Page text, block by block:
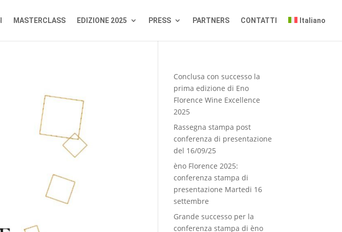
MASTERCLASS EDIZIONE 2025 PRESS PARTNERS CONTATTI Italiano
Conclusa con successo la
prima edizione di Eno
Florence Wine Excellence
2025
Rassegna stampa post
conferenza di presentazione
del 16/09/25
èno Florence 2025:
conferenza stampa di
presentazione Martedi 16
settembre
Grande successo per la
conferenza stampa di èno